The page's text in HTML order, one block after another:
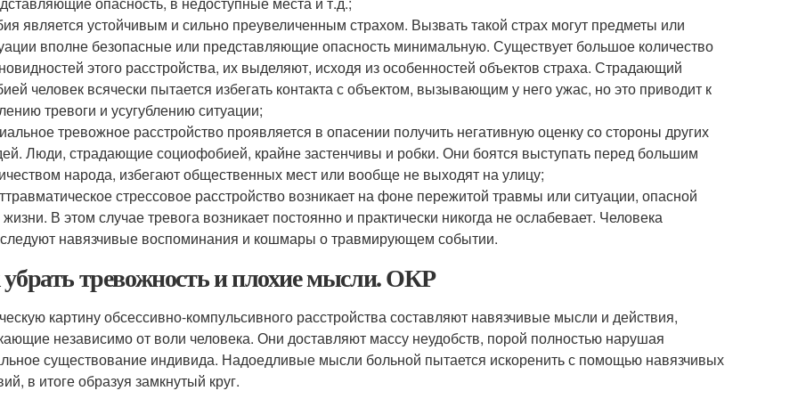
является устойчивым и сильно преувеличенным страхом. Вызвать такой страх могут предметы или
вполне безопасные или представляющие опасность минимальную. Существует большое количество
этого расстройства, их выделяют, исходя из особенностей объектов страха. Страдающий
человек всячески пытается избегать контакта с объектом, вызывающим у него ужас, но это приводит к
тревоги и усугублению ситуации;
тревожное расстройство проявляется в опасении получить негативную оценку со стороны других
Люди, страдающие социофобией, крайне застенчивы и робки. Они боятся выступать перед большим
народа, избегают общественных мест или вообще не выходят на улицу;
стрессовое расстройство возникает на фоне пережитой травмы или ситуации, опасной
В этом случае тревога возникает постоянно и практически никогда не ослабевает. Человека
навязчивые воспоминания и кошмары о травмирующем событии.
тревожность и плохие мысли. ОКР
картину обсессивно-компульсивного расстройства составляют навязчивые мысли и действия,
независимо от воли человека. Они доставляют массу неудобств, порой полностью нарушая
существование индивида. Надоедливые мысли больной пытается искоренить с помощью навязчивых
в итоге образуя замкнутый круг.